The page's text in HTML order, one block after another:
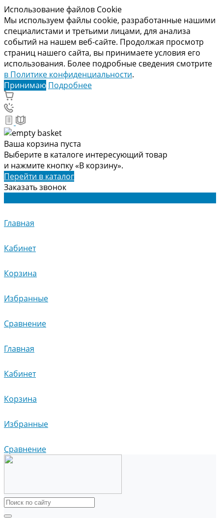
Использование файлов Cookie
Мы используем файлы cookie, разработанные нашими
специалистами и третьими лицами, для анализа
событий на нашем веб-сайте. Продолжая просмотр
страниц нашего сайта, вы принимаете условия его
использования. Более подробные сведения смотрите
в Политике конфиденциальности.
Принимаю Подробнее
Ваша корзина пуста
Выберите в каталоге интересующий товар
и нажмите кнопку «В корзину».
Перейти в каталог
Заказать звонок
Главная
Кабинет
Корзина
Избранные
Сравнение
Главная
Кабинет
Корзина
Избранные
Сравнение